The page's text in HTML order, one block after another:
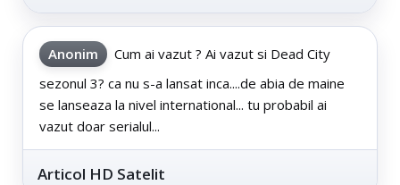
Anonim
Cum ai vazut ? Ai vazut si Dead City
sezonul 3? ca nu s-a lansat inca....de abia de maine
se lanseaza la nivel international... tu probabil ai
vazut doar serialul...
Articol HD Satelit